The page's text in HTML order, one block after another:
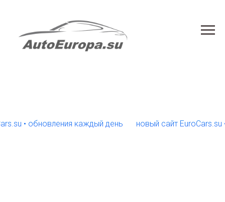
обновления каждый день новый сайт EuroCars.su •